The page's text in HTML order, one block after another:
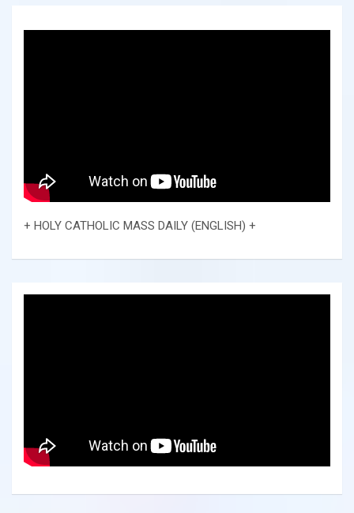
+ HOLY CATHOLIC MASS DAILY (ENGLISH) +